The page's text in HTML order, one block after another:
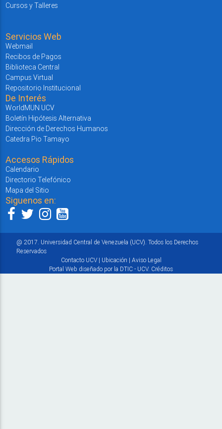
Cursos y Talleres
Servicios Web
Webmail
Recibos de Pagos
Biblioteca Central
Campus Virtual
Repositorio Institucional
De Interés
WorldMUN UCV
Boletín Hipótesis Alternativa
Dirección de Derechos Humanos
Catedra Pio Tamayo
Accesos Rápidos
Calendario
Directorio Telefónico
Mapa del Sitio
Siguenos en:
@ 2017. Universidad Central de Venezuela (UCV). Todos los Derechos
Reservados
Contacto UCV| Ubicación | Aviso Legal
Portal Web diseñado por la DTIC - UCV. Créditos